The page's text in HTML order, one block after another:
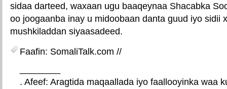
sidaa darteed, waxaan ugu baaqeynaa Shacabka
oo joogaanba inay u midoobaan danta guud iyo sidii
mushkiladdan siyaasadeed.
Faafin: SomaliTalk.com //
. Afeef: Aragtida maqaallada iyo faallooyinka waa